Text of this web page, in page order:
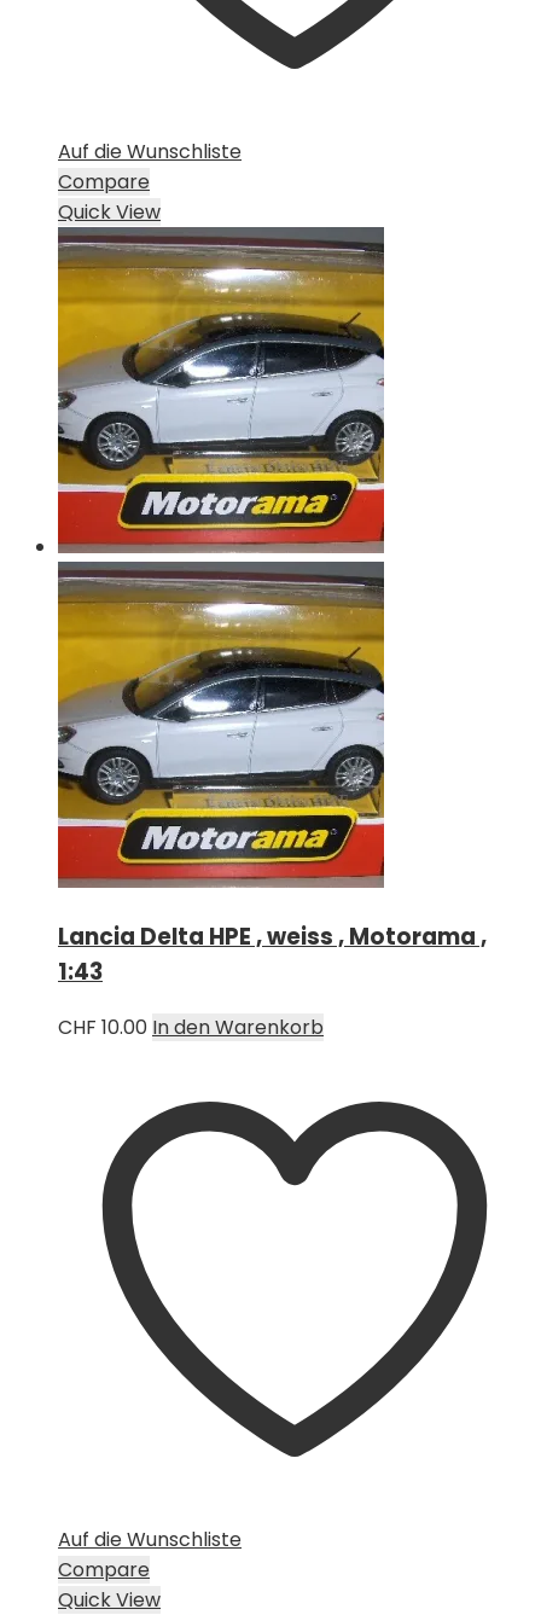
Auf die Wunschliste
Compare
Quick View
Lancia Delta HPE , weiss , Motorama ,
1:43
CHF 10.00 In den Warenkorb
Auf die Wunschliste
Compare
Quick View